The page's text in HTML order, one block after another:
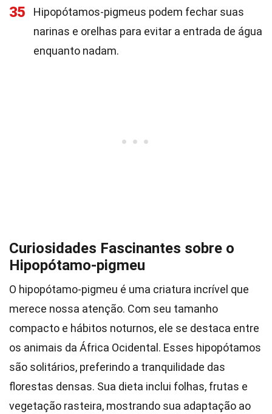
35
Hipopótamos-pigmeus podem fechar suas
narinas e orelhas para evitar a entrada de água
enquanto nadam.
Curiosidades Fascinantes sobre o
Hipopótamo-pigmeu
O hipopótamo-pigmeu é uma criatura incrível que
merece nossa atenção. Com seu tamanho
compacto e hábitos noturnos, ele se destaca entre
os animais da África Ocidental. Esses hipopótamos
são solitários, preferindo a tranquilidade das
florestas densas. Sua dieta inclui folhas, frutas e
vegetação rasteira, mostrando sua adaptação ao